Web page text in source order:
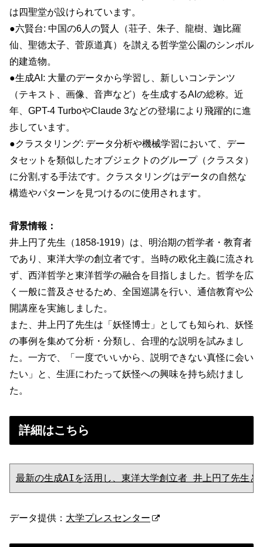
は四聖堂が設けられています。
●六賢台: 中国の6人の賢人（荘子、朱子、龍樹、迦比羅
仙、聖徳太子、菅原道真）を讃える哲学堂公園のシンボル
的建造物。
●生成AI: 大量のデータから学習し、新しいコンテンツ
（テキスト、画像、音声など）を生成するAIの総称。近
年、GPT-4 TurboやClaude 3などの登場により飛躍的に進
歩しています。
●クラスタリング: データ分析や機械学習において、デー
タセットを類似したオブジェクトのグループ（クラスタ）
に分割,する手法です。クラスタリングはデータの自然な
構造やパターンを見つけるのに使用されます。
背景情報：
井上円了先生（1858-1919）は、明治期の哲学者・教育者
であり、東洋大学の創立者です。当時の欧化主義に流され
ず、西洋哲学と東洋哲学の融合を目指しました。哲学を広
く一般に普及させるため、全国巡講を行い、通信教育や公
開講座を実施しました。
また、井上円了先生は「妖怪博士」としても知られ、妖怪
の事例を集めて分析・分類し、合理的な説明を試みまし
た。一方で、「一度でいいから、説明できない真怪に会い
たい」と、生涯にわたって妖怪への興味を持ち続けまし
た。
詳細はこちら
最新の生成AIを活用し、東洋大学創立者 井上円了先生
データ提供： 大学プレスセンター